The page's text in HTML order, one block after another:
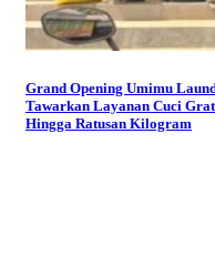
Grand Opening Umimu
Tawarkan Layanan Cuci
Hingga Ratusan Kilogram